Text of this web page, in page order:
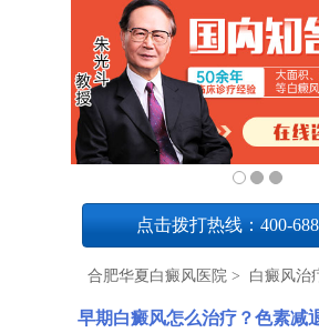
点击拨打热线：400-
合肥华夏白癜风医院 > 白癜风治
早期白癜风怎么治疗？色素减